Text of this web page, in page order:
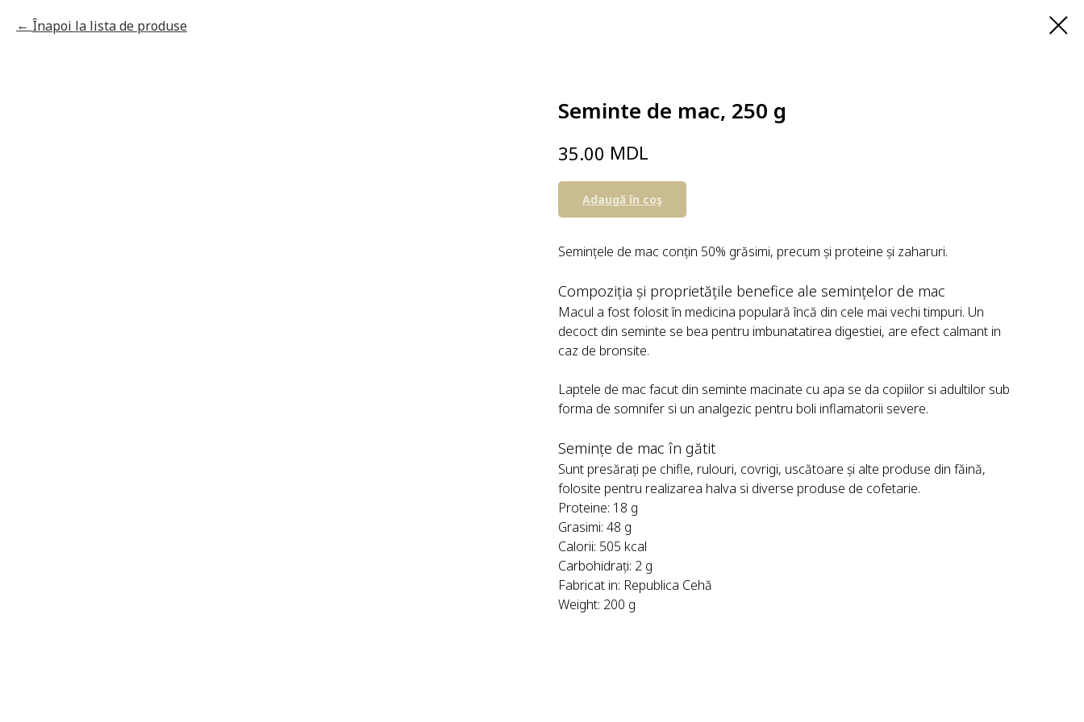
Înapoi la lista de produse
Seminte de mac, 250 g
35.00 MDL
Adaugă în coş
Semințele de mac conțin 50% grăsimi, precum și proteine și zaharuri.
Compoziția și proprietățile benefice ale semințelor de mac
Macul a fost folosit în medicina populară încă din cele mai vechi timpuri. Un
decoct din seminte se bea pentru imbunatatirea digestiei, are efect calmant in
caz de bronsite.
Laptele de mac facut din seminte macinate cu apa se da copiilor si adultilor sub
forma de somnifer si un analgezic pentru boli inflamatorii severe.
Semințe de mac în gătit
Sunt presărați pe chifle, rulouri, covrigi, uscătoare și alte produse din făină,
folosite pentru realizarea halva si diverse produse de cofetarie.
Proteine: 18 g
Grasimi: 48 g
Calorii: 505 kcal
Carbohidrați: 2 g
Fabricat in: Republica Cehă
Weight: 200 g